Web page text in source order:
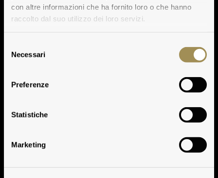
con altre informazioni che ha fornito loro o che hanno
raccolto dal suo utilizzo dei loro servizi.
delNecessari
Preferenze
Statistiche
Marketing